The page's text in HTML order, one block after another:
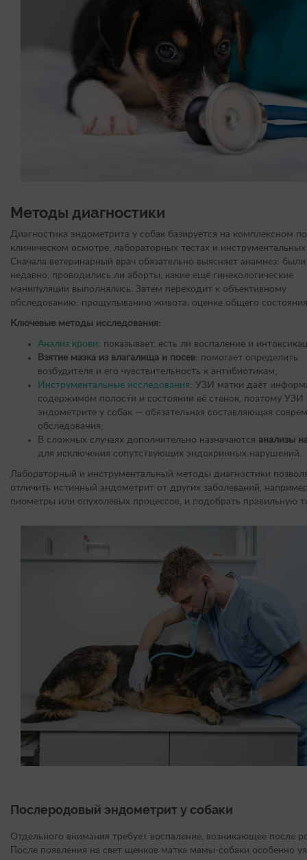
Методы диагностики
Диагностика эндометрита у собак базируется на комплексном
клиническом осмотре, лабораторных тестах и
Сначала ветеринарный врач обязательно выясняет анамнез:
недавно, проводились ли аборты, какие ещё гинекологические
манипуляции выполнялись. Затем переходит к объективному
обследованию: прощупыванию живота, оценке общего
Ключевые методы исследования:
Анализ крови: показывает, есть ли воспаление и
Взятие мазка из влагалища и посев: помогает определить
возбудителя и его чувствительность к антибиотикам;
Инструментальные исследования: УЗИ матки даёт
содержимом полости и состоянии её стенок, поэтому УЗИ
эндометрите у собак — обязательная составляющая
обследования;
В сложных случаях дополнительно назначаются анализы
для исключения сопутствующих эндокринных нарушений.
Лабораторный и инструментальный методы диагностики
отличить истинный эндометрит от других заболеваний,
пиометры или опухолевых процессов, и подобрать правильную
Послеродовый эндометрит у собаки
Отдельного внимания требует воспаление, возникающее после
После появления на свет щенков матка мамы-собаки особенно